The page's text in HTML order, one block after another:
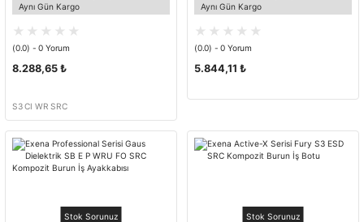
Aynı Gün Kargo
(0.0) - 0 Yorum
8.288,65 ₺
S3 CI WR SRC
Aynı Gün Kargo
(0.0) - 0 Yorum
5.844,11 ₺
Stok Sorunuz Stok Sorunuz